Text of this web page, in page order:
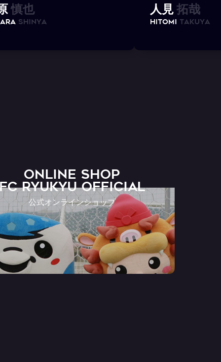
慎也
ARA Shinya
人見拓哉
HITOMI Takuya
ONLINE SHOP
RYUKYU OFFICIAL
公式オンラインショップ